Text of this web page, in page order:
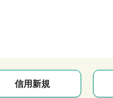
信用新規